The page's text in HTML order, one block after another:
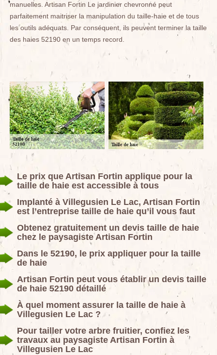
manuelles. Artisan Fortin Le jardinier chevronné peut
parfaitement maitriser la manipulation du taille-haie et de tous
les outils adéquats. Par conséquent, ils peuvent terminer la taille
des haies 52190 en un temps record.
Le prix que Artisan Fortin applique pour la
taille de haie est accessible à tous
Implanté à Villegusien Le Lac, Artisan Fortin
est l’entreprise taille de haie qu’il vous faut
Obtenez gratuitement un devis taille de haie
chez le paysagiste Artisan Fortin
Dans le 52190, le prix appliquer pour la taille
de haie
Artisan Fortin peut vous établir un devis taille
de haie 52190 détaillé
À quel moment assurer la taille de haie à
Villegusien Le Lac ?
Pour tailler votre arbre fruitier, confiez les
travaux au paysagiste Artisan Fortin à
Villegusien Le Lac